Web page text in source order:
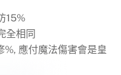
15%
全相同
%, 應付魔法傷害會是皇